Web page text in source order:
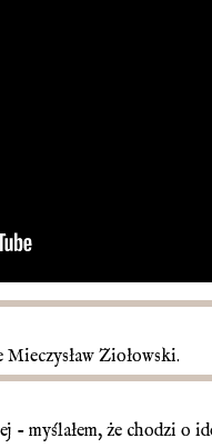
Ziołowski.
- myślałem, że chodzi o